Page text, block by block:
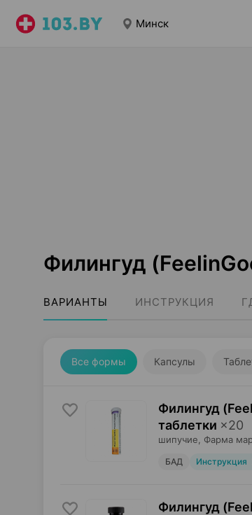
Минск
Филингуд
ВАРИАНТЫ ИНСТРУКЦИЯ
Все формы Капсулы
Филингуд
таблетки ×20
шипучие, Фарма
БАД Инструкция
Филингуд